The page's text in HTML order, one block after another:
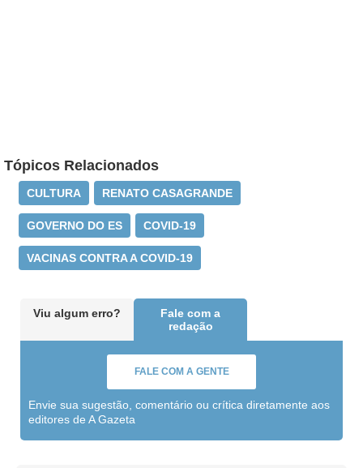
Tópicos Relacionados
CULTURA RENATO CASAGRANDE
GOVERNO DO ES COVID-19
VACINAS CONTRA A COVID-19
Viu algum erro?
Fale com a
redação
FALE COM A GENTE
Envie sua sugestão, comentário ou crítica diretamente aos
editores de A Gazeta